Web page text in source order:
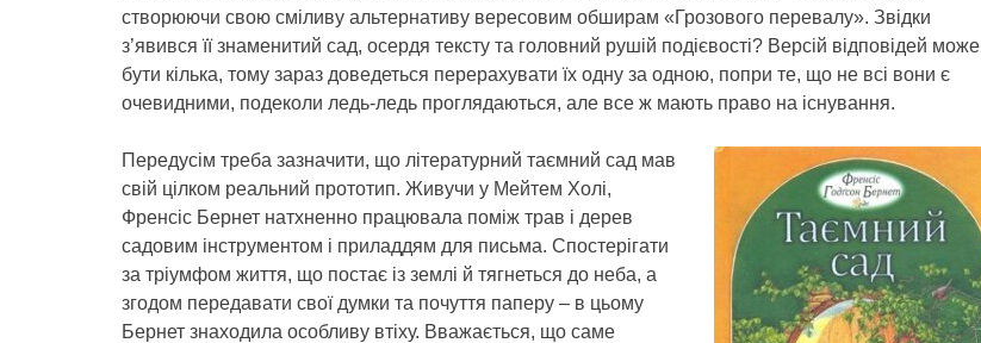
створюючи свою сміливу альтернативу вересовим обширам «Грозового перевалу». Звідки
з’явився її знаменитий сад, осердя тексту та головний рушій подієвості? Версій відповідей може
бути кілька, тому зараз доведеться перерахувати їх одну за одною, попри те, що не всі вони є
очевидними, подеколи ледь-ледь проглядаються, але все ж мають право на існування.
Передусім треба зазначити, що літературний таємний сад мав
свій цілком реальний прототип. Живучи у Мейтем Холі,
Френсіс Бернет натхненно працювала поміж трав і дерев
садовим інструментом і приладдям для письма. Спостерігати
за тріумфом життя, що постає із землі й тягнеться до неба, а
згодом передавати свої думки та почуття паперу – в цьому
Бернет знаходила особливу втіху. Вважається, що саме